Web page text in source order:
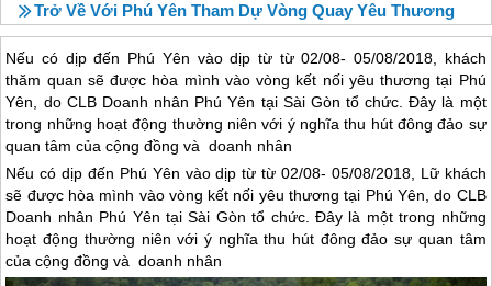
Trở Về Với Phú Yên Tham Dự Vòng Quay Yêu Thương
Nếu có dịp đến Phú Yên vào dịp từ từ 02/08- 05/08/2018, khách
thăm quan sẽ được hòa mình vào vòng kết nối yêu thương tại Phú
Yên, do CLB Doanh nhân Phú Yên tại Sài Gòn tổ chức. Đây là một
trong những hoạt động thường niên với ý nghĩa thu hút đông đảo sự
quan tâm của cộng đồng và doanh nhân
Nếu có dịp đến Phú Yên vào dịp từ từ 02/08- 05/08/2018, Lữ khách
sẽ được hòa mình vào vòng kết nối yêu thương tại Phú Yên, do CLB
Doanh nhân Phú Yên tại Sài Gòn tổ chức. Đây là một trong những
hoạt động thường niên với ý nghĩa thu hút đông đảo sự quan tâm
của cộng đồng và doanh nhân